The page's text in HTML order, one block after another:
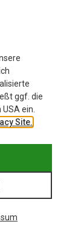
Tag.
ggf. die
ein.
Site.